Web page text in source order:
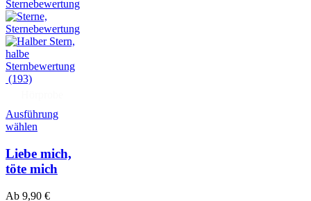
(193)
Ausführung
wählen
Liebe mich,
töte mich
Ab 9,90 €